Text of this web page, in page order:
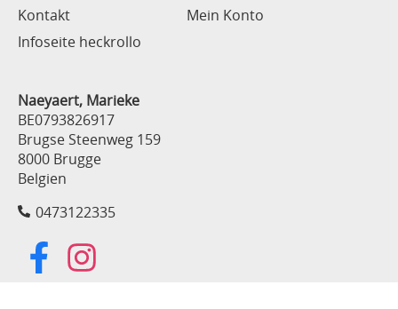
Kontakt
Mein Konto
Infoseite heckrollo
Naeyaert, Marieke
BE0793826917
Brugse Steenweg 159
8000 Brugge
Belgien
0473122335